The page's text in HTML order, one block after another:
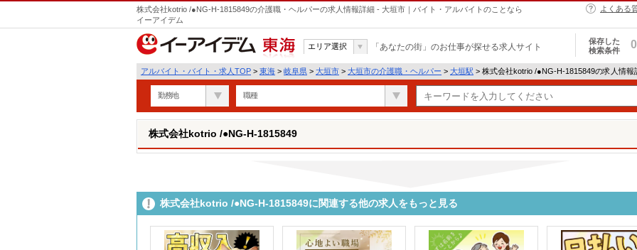
株式会社kotrio /●NG-H-1815849の介護職・ヘルパーの求人情報詳細 - 大垣市｜バイト・アルバイトのことなら
イーアイデム
よくある
東海
エリア選択 「あなたの街」のお仕事が探せる求人サイト
保存した
検索条件
0
アルバイト・バイト・求人TOP > 東海 > 岐阜県 > 大垣市 > 大垣市の介護職・ヘルパー > 大垣駅 > 株式会社kotrio /●NG-H-1815849の求人情報
勤務地 職種
株式会社kotrio /●NG-H-1815849
株式会社kotrio /●NG-H-1815849に関連する他の求人をもっと見る